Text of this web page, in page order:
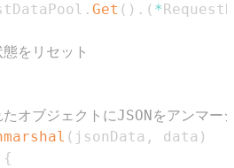
. Get ( ) . ( *
をリセット
ブジェクトにJSONをアンマー
( jsonData , data )
{